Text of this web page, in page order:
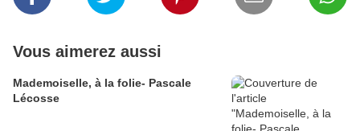
Vous aimerez aussi
Mademoiselle, à la folie- Pascale
Lécosse